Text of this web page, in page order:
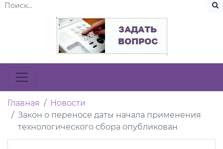
Главная
Новости
Закон о переносе даты начала применения
технологического сбора опубликован